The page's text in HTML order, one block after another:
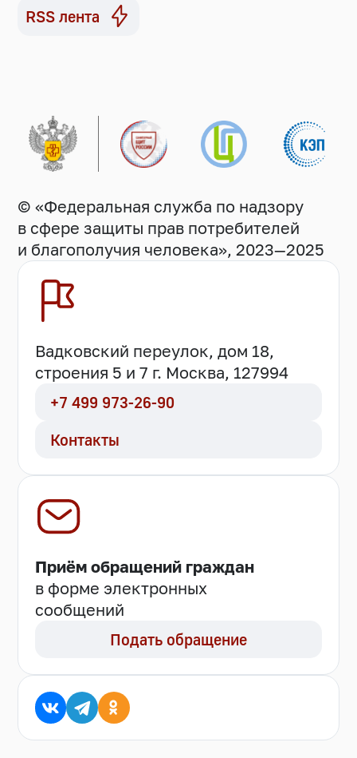
RSS лента
© «Федеральная служба по надзору
в сфере защиты прав потребителей
и благополучия человека», 2023—2025
Вадковский переулок, дом 18,
строения 5 и 7 г. Москва, 127994
+7 499 973-26-90
Контакты
Приём обращений граждан
в форме электронных
сообщений
Подать обращение